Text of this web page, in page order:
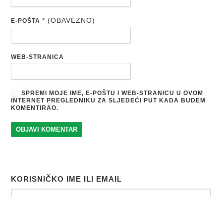
E-POŠTA* (OBAVEZNO)
WEB-STRANICA
SPREMI MOJE IME, E-POŠTU I WEB-STRANICU U OVOM
INTERNET PREGLEDNIKU ZA SLJEDEĆI PUT KADA BUDEM
KOMENTIRAO.
KORISNIČKO IME ILI EMAIL